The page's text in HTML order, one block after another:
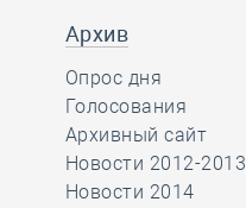
Архив
Опрос дня
Голосования
Архивный сайт
Новости 2012-2013
Новости 2014